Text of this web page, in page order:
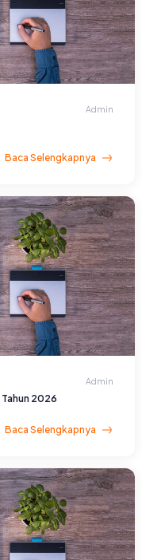
Admin
Baca Selengkapnya
Admin
2026
Baca Selengkapnya